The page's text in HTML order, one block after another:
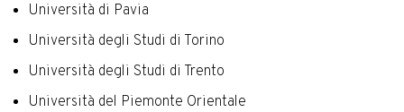
Università di Pavia
Università degli Studi di Torino
Università degli Studi di Trento
Università del Piemonte Orientale